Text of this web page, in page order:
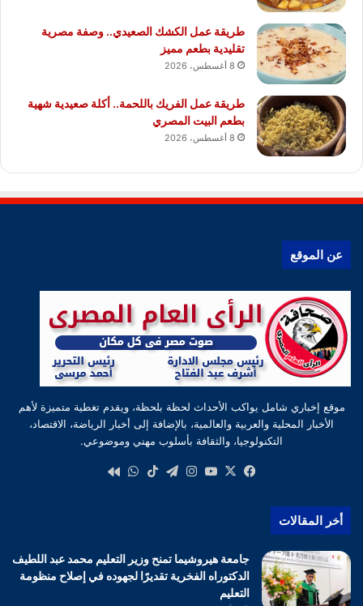
طريقة عمل الكشك الصعيدي.. وصفة مصرية
تقليدية بطعم مميز
8 أغسطس، 2026
طريقة عمل الفريك باللحمة.. أكلة صعيدية شهية
بطعم البيت المصري
8 أغسطس، 2026
عن الموقع
موقع إخباري شامل يواكب الأحداث لحظة بلحظة، ويقدم تغطية متميزة لأهم
الأخبار المحلية والعربية والعالمية، بالإضافة إلى أخبار الرياضة، الاقتصاد،
التكنولوجيا، والثقافة بأسلوب مهني وموضوعي.
فيسبوك
‫X
‫YouTube
انستقرام
تيلقرام‫TikTokواتساب
أخر المقالات
جامعة هيروشيما تمنح وزير التعليم محمد عبد اللطيف
الدكتوراه الفخرية تقديرًا لجهوده في إصلاح منظومة
التعليم